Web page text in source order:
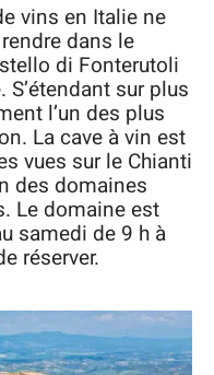
vins en Italie ne
dans le
di Fonterutoli
sur plus
l’un des plus
La cave à vin est
vues sur le Chianti
des domaines
Le domaine est
samedi de 9 h à
réserver.